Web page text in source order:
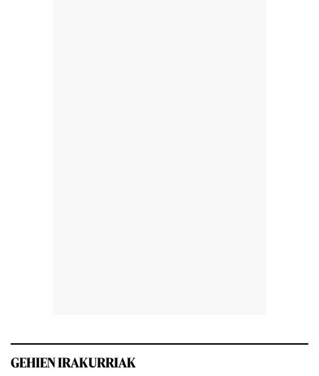
GEHIEN IRAKURRIAK